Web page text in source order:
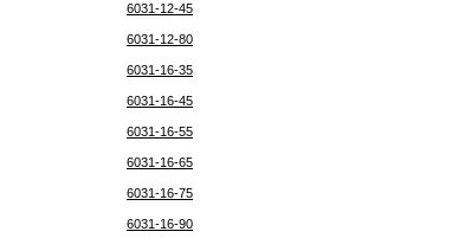
6031-12-45
6031-12-80
6031-16-35
6031-16-45
6031-16-55
6031-16-65
6031-16-75
6031-16-90